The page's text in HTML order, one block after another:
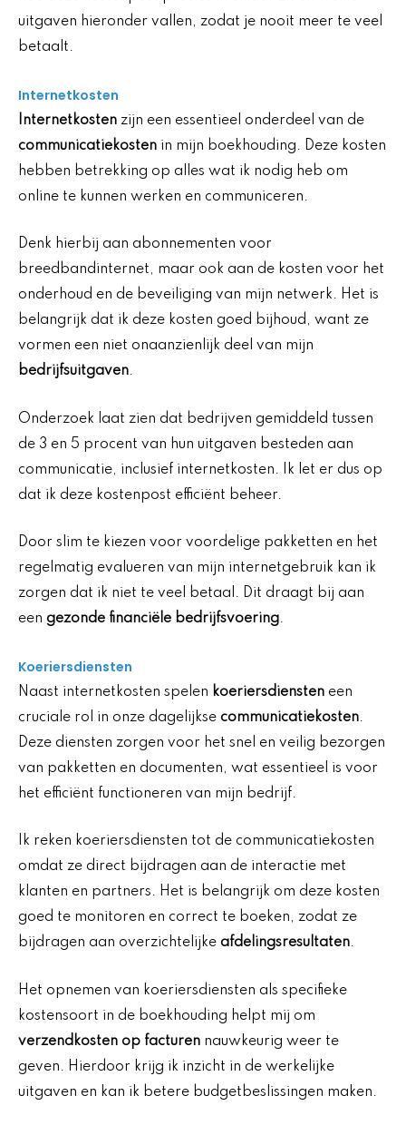
uitgaven hieronder vallen, zodat je nooit meer te veel
betaalt.
Internetkosten
Internetkosten zijn een essentieel onderdeel van de
communicatiekosten in mijn boekhouding. Deze kosten
hebben betrekking op alles wat ik nodig heb om
online te kunnen werken en communiceren.
Denk hierbij aan abonnementen voor
breedbandinternet, maar ook aan de kosten voor het
onderhoud en de beveiliging van mijn netwerk. Het is
belangrijk dat ik deze kosten goed bijhoud, want ze
vormen een niet onaanzienlijk deel van mijn
bedrijfsuitgaven.
Onderzoek laat zien dat bedrijven gemiddeld tussen
de 3 en 5 procent van hun uitgaven besteden aan
communicatie, inclusief internetkosten. Ik let er dus op
dat ik deze kostenpost efficiënt beheer.
Door slim te kiezen voor voordelige pakketten en het
regelmatig evalueren van mijn internetgebruik kan ik
zorgen dat ik niet te veel betaal. Dit draagt bij aan
een gezonde financiële bedrijfsvoering.
Koeriersdiensten
Naast internetkosten spelen koeriersdiensten een
cruciale rol in onze dagelijkse communicatiekosten.
Deze diensten zorgen voor het snel en veilig bezorgen
van pakketten en documenten, wat essentieel is voor
het efficiënt functioneren van mijn bedrijf.
Ik reken koeriersdiensten tot de communicatiekosten
omdat ze direct bijdragen aan de interactie met
klanten en partners. Het is belangrijk om deze kosten
goed te monitoren en correct te boeken, zodat ze
bijdragen aan overzichtelijke afdelingsresultaten.
Het opnemen van koeriersdiensten als specifieke
kostensoort in de boekhouding helpt mij om
verzendkosten op facturen nauwkeurig weer te
geven. Hierdoor krijg ik inzicht in de werkelijke
uitgaven en kan ik betere budgetbeslissingen maken.